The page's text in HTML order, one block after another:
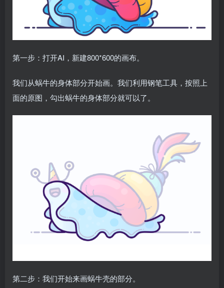
第一步：打开AI，新建800*600的画布。
我们从蜗牛的身体部分开始画。我们利用钢笔工具，按照上
面的原图，勾出蜗牛的身体部分就可以了。
第二步：我们开始来画蜗牛壳的部分。